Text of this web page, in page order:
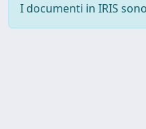
I documenti in IRIS